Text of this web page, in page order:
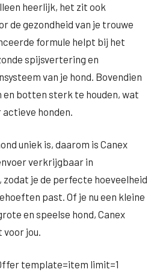
heerlijk, het zit ook
de gezondheid van je trouwe
formule helpt bij het
spijsvertering en
van je hond. Bovendien
botten sterk te houden, wat
honden.
uniek is, daarom is Canex
verkrijgbaar in
je de perfecte hoeveelheid
past. Of je nu een kleine
en speelse hond, Canex
jou.
template=item limit=1